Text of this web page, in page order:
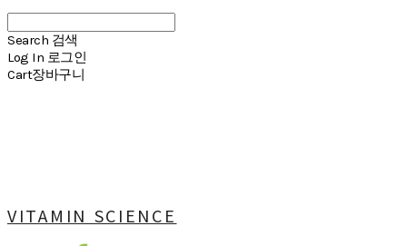
Search 검색
Log In 로그인
Cart장바구니
VITAMIN SCIENCE